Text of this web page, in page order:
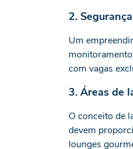
2.
Um
com vagas
3. Áreas de
O conceito de
devem
lounges